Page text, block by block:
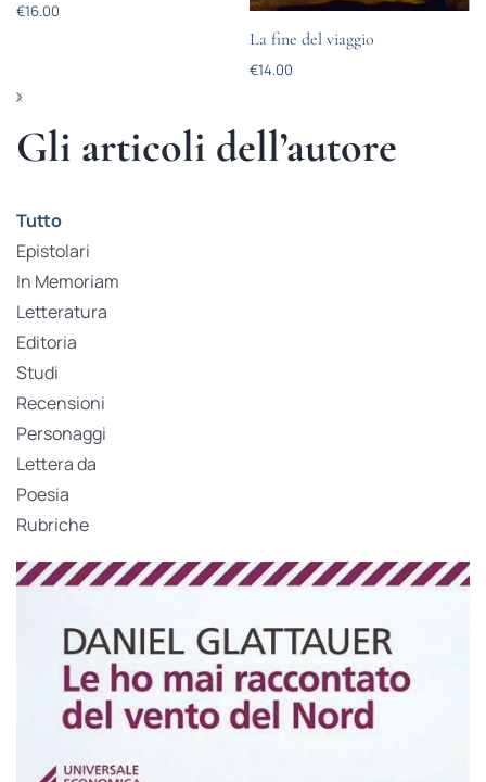
€16.00
La fine del viaggio
€14.00
Gli articoli dell’autore
Tutto
Epistolari
In Memoriam
Letteratura
Editoria
Studi
Recensioni
Personaggi
Lettera da
Poesia
Rubriche